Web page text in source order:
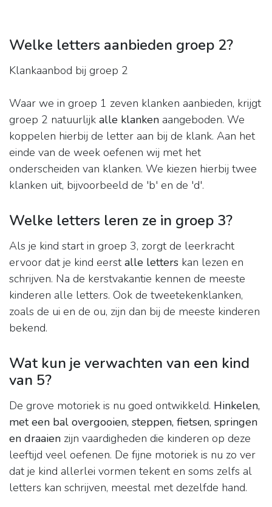
Welke letters aanbieden groep 2?
Klankaanbod bij groep 2
Waar we in groep 1 zeven klanken aanbieden, krijgt
groep 2 natuurlijk alle klanken aangeboden. We
koppelen hierbij de letter aan bij de klank. Aan het
einde van de week oefenen wij met het
onderscheiden van klanken. We kiezen hierbij twee
klanken uit, bijvoorbeeld de 'b' en de 'd'.
Welke letters leren ze in groep 3?
Als je kind start in groep 3, zorgt de leerkracht
ervoor dat je kind eerstalle letters kan lezen en
schrijven. Na de kerstvakantie kennen de meeste
kinderen alle letters. Ook de tweetekenklanken,
zoals de ui en de ou, zijn dan bij de meeste kinderen
bekend.
Wat kun je verwachten van een kind
van 5?
De grove motoriek is nu goed ontwikkeld. Hinkelen,
met een bal overgooien, steppen, fietsen, springen
en draaien zijn vaardigheden die kinderen op deze
leeftijd veel oefenen. De fijne motoriek is nu zo ver
dat je kind allerlei vormen tekent en soms zelfs al
letters kan schrijven, meestal met dezelfde hand.